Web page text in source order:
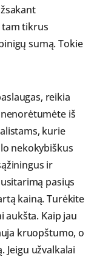
tam tikrus
sumą. Tokie
reikia
iš
kurie
nekokybiškus
ir
pasiųs
kainą. Turėkite
aukšta. Kaip jau
kruopštumo, o
Jeigu užvalkalai